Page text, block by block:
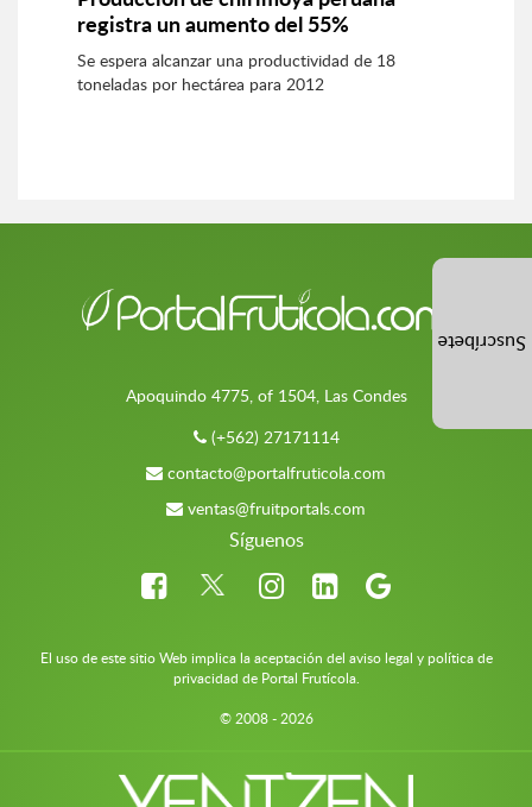
registra un aumento del 55%
Se espera alcanzar una productividad de 18
toneladas por hectárea para 2012
Apoquindo 4775, of 1504, Las Condes
(+562) 27171114
contacto@portalfruticola.com
ventas@fruitportals.com
Síguenos
El uso de este sitio Web implica la aceptación del aviso legal y política de
privacidad de Portal Frutícola.
© 2008 - 2026
Suscríbete